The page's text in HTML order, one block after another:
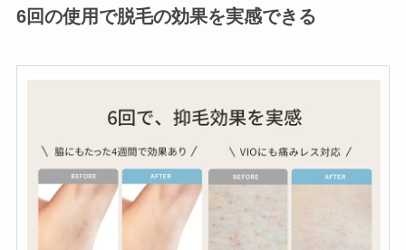
6回の使用で脱毛の効果を実感できる